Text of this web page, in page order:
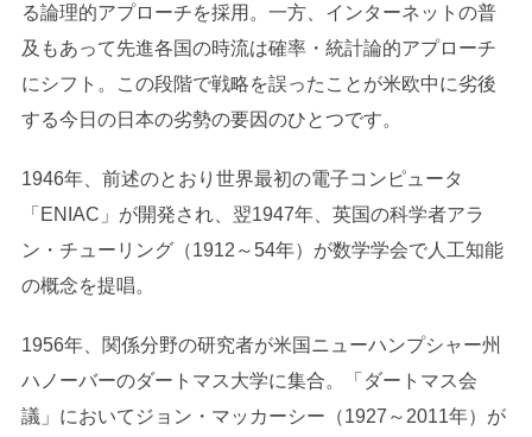
る論理的アプローチを採用。一方、インターネットの普
及もあって先進各国の時流は確率・統計論的アプローチ
にシフト。この段階で戦略を誤ったことが米欧中に劣後
する今日の日本の劣勢の要因のひとつです。
1946年、前述のとおり世界最初の電子コンピュータ
「ENIAC」が開発され、翌1947年、英国の科学者アラ
ン・チューリング（1912～54年）が数学学会で人工知能
の概念を提唱。
1956年、関係分野の研究者が米国ニューハンプシャー州
ハノーバーのダートマス大学に集合。「ダートマス会
議」においてジョン・マッカーシー（1927～2011年）が